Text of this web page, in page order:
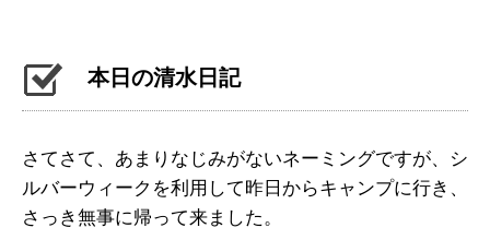
本日の清水日記
さてさて、あまりなじみがないネーミングですが、シ
ルバーウィークを利用して昨日からキャンプに行き、
さっき無事に帰って来ました。